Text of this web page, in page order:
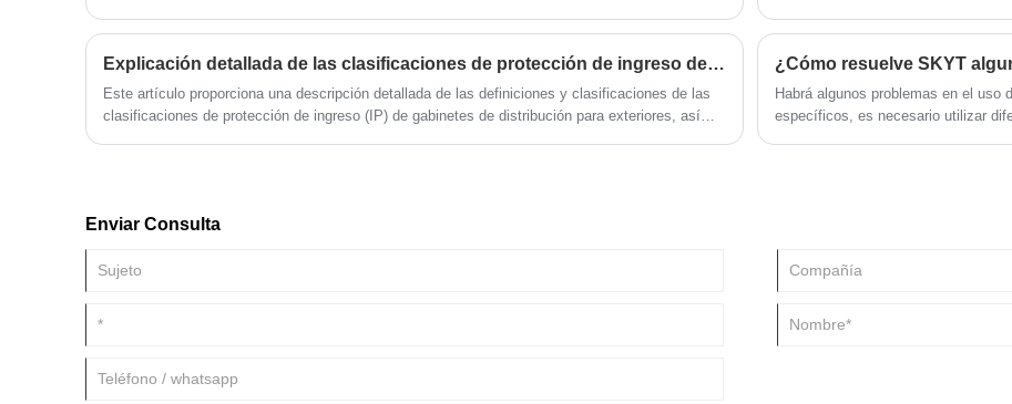
seguridad contra incendios, blindaje, disipación de calor, aislamiento y mano de obra.
Explicación detallada de las clasificaciones de protección de ingreso del gabinete de distribución exterior
Este artículo proporciona una descripción detallada de las definiciones y clasificaciones de las
clasificaciones de protección de ingreso (IP) de gabinetes de distribución para exteriores, así
Habrá algunos problemas en el uso
específicos, es necesario utilizar
Enviar Consulta